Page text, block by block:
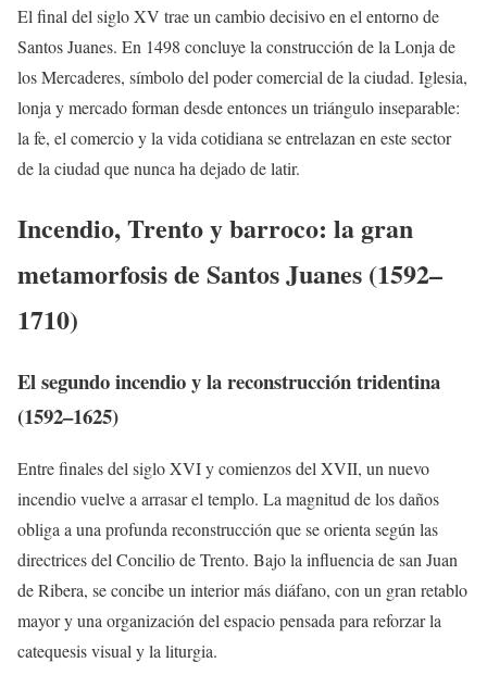
El final del siglo XV trae un cambio decisivo en el entorno de
Santos Juanes. En 1498 concluye la construcción de la Lonja de
los Mercaderes, símbolo del poder comercial de la ciudad. Iglesia,
lonja y mercado forman desde entonces un triángulo inseparable:
la fe, el comercio y la vida cotidiana se entrelazan en este sector
de la ciudad que nunca ha dejado de latir.
Incendio, Trento y barroco: la gran
metamorfosis de Santos Juanes (1592–
1710)
El segundo incendio y la reconstrucción tridentina
(1592–1625)
Entre finales del siglo XVI y comienzos del XVII, un nuevo
incendio vuelve a arrasar el templo. La magnitud de los daños
obliga a una profunda reconstrucción que se orienta según las
directrices del Concilio de Trento. Bajo la influencia de san Juan
de Ribera, se concibe un interior más diáfano, con un gran retablo
mayor y una organización del espacio pensada para reforzar la
catequesis visual y la liturgia.